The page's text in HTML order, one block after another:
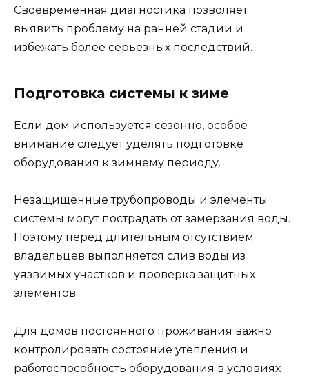
Своевременная диагностика позволяет
выявить проблему на ранней стадии и
избежать более серьезных последствий.
Подготовка системы к зиме
Если дом используется сезонно, особое
внимание следует уделять подготовке
оборудования к зимнему периоду.
Незащищенные трубопроводы и элементы
системы могут пострадать от замерзания воды.
Поэтому перед длительным отсутствием
владельцев выполняется слив воды из
уязвимых участков и проверка защитных
элементов.
Для домов постоянного проживания важно
контролировать состояние утепления и
работоспособность оборудования в условиях